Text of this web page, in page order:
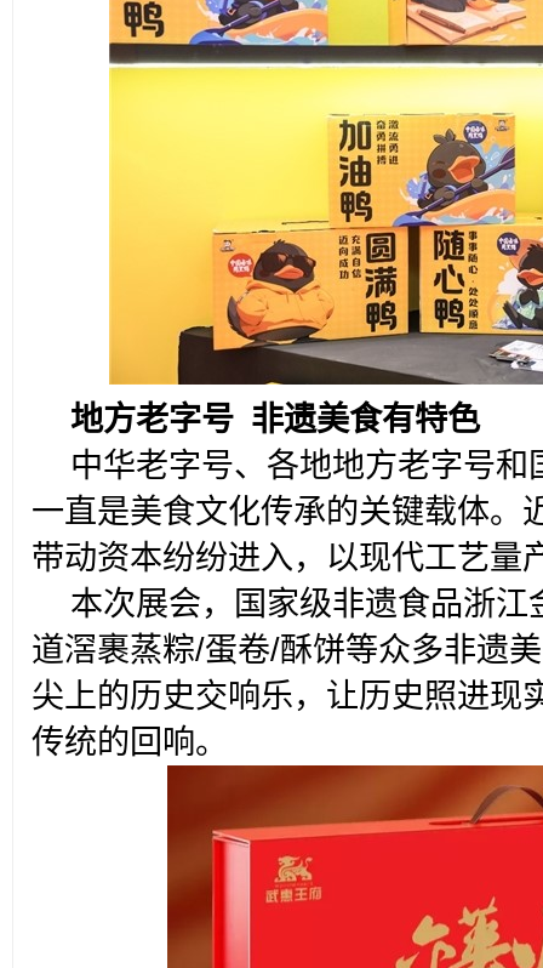
地方老字号 非遗美食有特色
中华老字号、各地地方老字号
一直是美食文化传承的关键载体。
带动资本纷纷进入，以现代工艺量
本次展会，国家级非遗食品浙
道滘裹蒸粽/蛋卷/酥饼等众多非遗
尖上的历史交响乐，让历史照进现
传统的回响。